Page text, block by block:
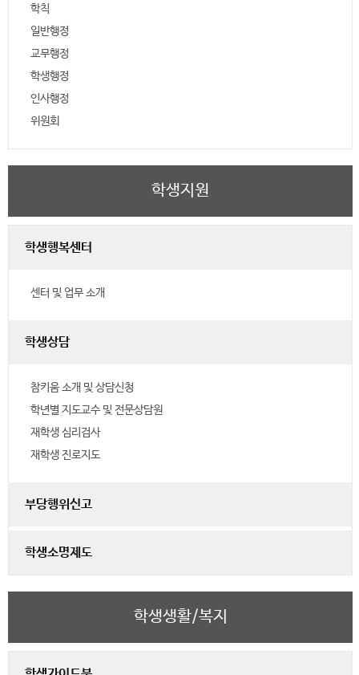
학칙
일반행정
교무행정
학생행정
인사행정
위원회
학생지원
학생행복센터
센터 및 업무 소개
학생상담
참키움 소개 및 상담신청
학년별 지도교수 및 전문상담원
재학생 심리검사
재학생 진로지도
부당행위신고
학생소명제도
학생생활/복지